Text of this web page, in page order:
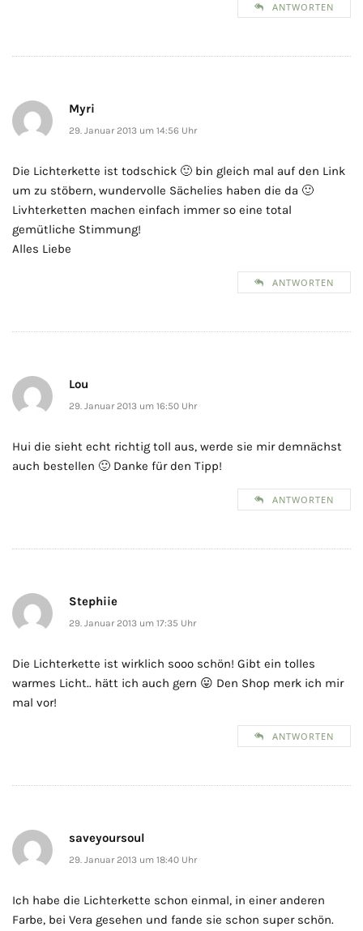
ANTWORTEN
Myri
29. Januar 2013 um 14:56 Uhr
Die Lichterkette ist todschick 🙂 bin gleich mal auf den Link
um zu stöbern, wundervolle Sächelies haben die da 🙂
Livhterketten machen einfach immer so eine total
gemütliche Stimmung!
Alles Liebe
ANTWORTEN
Lou
29. Januar 2013 um 16:50 Uhr
Hui die sieht echt richtig toll aus, werde sie mir demnächst
auch bestellen 🙂 Danke für den Tipp!
ANTWORTEN
Stephiie
29. Januar 2013 um 17:35 Uhr
Die Lichterkette ist wirklich sooo schön! Gibt ein tolles
warmes Licht.. hätt ich auch gern 😛 Den Shop merk ich mir
mal vor!
ANTWORTEN
saveyoursoul
29. Januar 2013 um 18:40 Uhr
Ich habe die Lichterkette schon einmal, in einer anderen
Farbe, bei Vera gesehen und fande sie schon super schön.